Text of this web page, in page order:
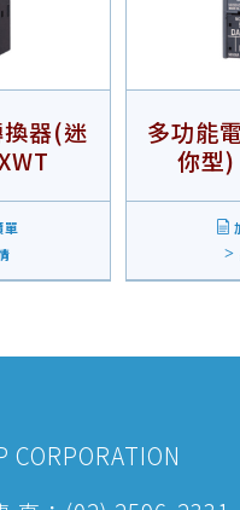
器(迷
多功能
你型)